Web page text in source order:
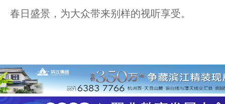
春日盛景，为大众带来别样的视听享受。